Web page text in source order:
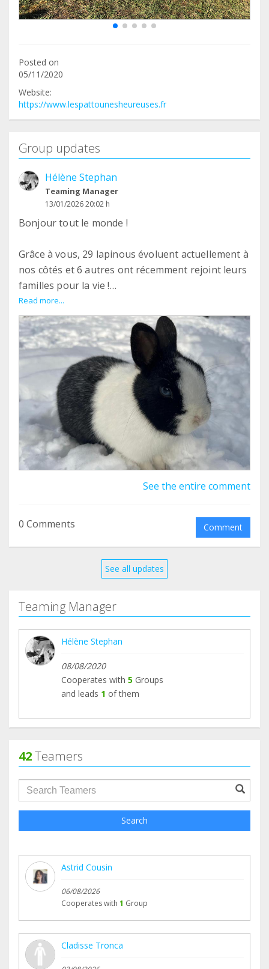
Posted on
05/11/2020
Website:
https://www.lespattounesheureuses.fr
Group updates
Hélène Stephan
Teaming Manager
13/01/2026 20:02 h
Bonjour tout le monde !
Grâce à vous, 29 lapinous évoluent actuellement à
nos côtés et 6 autres ont récemment rejoint leurs
familles pour la vie !
C’est avec votre aide que nous parvenons à payer
les soins vétérinaires (certes en retard, mais on
finit par y arriver quand même :)). Merci pour cela,
merci pour tout et belle année 2026 !
Read more...
See the entire comment
0 Comments Comment
See all updates
Teaming Manager
Hélène Stephan
08/08/2020
Cooperates with 5 Groups
and leads 1 of them
42Teamers
groupProfile.searchForm.search.text???
Search
Astrid Cousin
06/08/2026
Cooperates with 1 Group
Cladisse Tronca